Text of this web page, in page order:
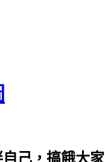
己，搞餓大家